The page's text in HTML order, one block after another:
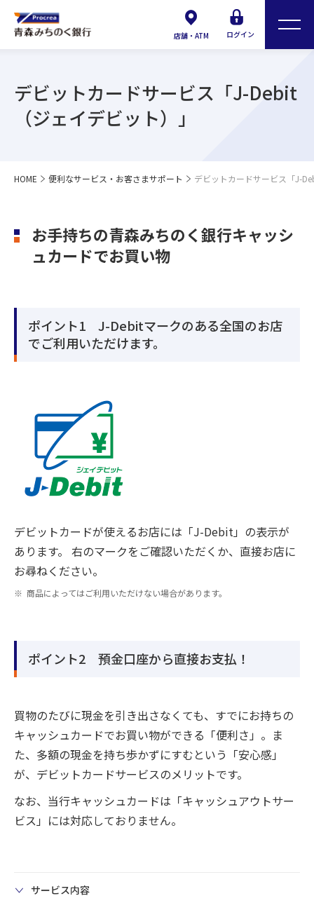
店舗・ATM ログイン
デビットカードサービス「J-Debit
（ジェイデビット）」
HOME 便利なサービス・お客さまサポート デビットカードサービス「J-
お手持ちの青森みちのく銀行キャッシ
ュカードでお買い物
ポイント1 J-Debitマークのある全国のお店
でご利用いただけます。
デビットカードが使えるお店には「J-Debit」の表示が
あります。 右のマークをご確認いただくか、直接お店に
お尋ねください。
商品によってはご利用いただけない場合があります。
ポイント2 預金口座から直接お支払！
買物のたびに現金を引き出さなくても、すでにお持ちの
キャッシュカードでお買い物ができる「便利さ」。ま
た、多額の現金を持ち歩かずにすむという「安心感」
が、デビットカードサービスのメリットです。
なお、当行キャッシュカードは「キャッシュアウトサー
ビス」には対応しておりません。
サービス内容